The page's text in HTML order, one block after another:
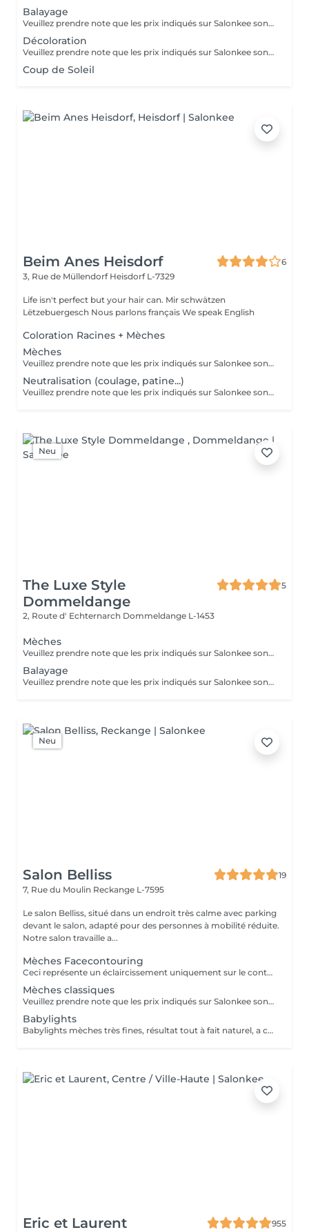
Balayage
Veuillez prendre note que les prix indiqués sur Salonkee sont communiqués à titre informatif et s'entendent de base. Ces derniers sont susceptibles de varier selon le diagnostic réalisé à votre arrivée au salon et l'expertise du professionnel à qui vous confiez votre beauté. Dans tous les cas, un devis précis vous sera proposé et toutes réalisations de prestations seront effectuées avec votre accord. Un grand merci d'avance pour votre compréhension. Au plaisir de vous revoir très vite.
Décoloration
Veuillez prendre note que les prix indiqués sur Salonkee sont communiqués à titre informatif et s'entendent de base. Ces derniers sont susceptibles de varier selon le diagnostic réalisé à votre arrivée au salon et l'expertise du professionnel à qui vous confiez votre beauté. Dans tous les cas, un devis précis vous sera proposé et toutes réalisations de prestations seront effectuées avec votre accord. Un grand merci d'avance pour votre compréhension. Au plaisir de vous revoir très vite.
Coup de Soleil
Beim Anes Heisdorf
6
3, Rue de Müllendorf Heisdorf L-7329
Life isn't perfect but your hair can. Mir schwätzen
Lëtzebuergesch Nous parlons français We speak English
Coloration Racines + Mèches
Mèches
Veuillez prendre note que les prix indiqués sur Salonkee sont communiqués à titre informatif et s'entendent de base. Ces derniers sont susceptibles de varier selon le diagnostic réalisé à votre arrivée au salon et l'expertise du professionnel à qui vous confiez votre beauté. Dans tous les cas, un devis précis vous sera proposé et toutes réalisations de prestations seront effectuées avec votre accord. Un grand merci d'avance pour votre compréhension. Au plaisir de vous recevoir très vite.
Neutralisation (coulage, patine...)
Veuillez prendre note que les prix indiqués sur Salonkee sont communiqués à titre informatif et s'entendent de base. Ces derniers sont susceptibles de varier selon le diagnostic réalisé à votre arrivée au salon et l'expertise du professionnel à qui vous confiez votre beauté. Dans tous les cas, un devis précis vous sera proposé et toutes réalisations de prestations seront effectuées avec votre accord. Un grand merci d'avance pour votre compréhension. Au plaisir de vous recevoir très vite.
Neu
The Luxe Style
Dommeldange
5
2, Route d' Echternarch Dommeldange L-1453
Mèches
Veuillez prendre note que les prix indiqués sur Salonkee sont communiqués à titre informatif et s'entendent de base. Ces derniers sont susceptibles de varier selon le diagnostic réalisé à votre arrivée au salon et l'expertise du professionnel à qui vous confiez votre beauté. Dans tous les cas, un devis précis vous sera proposé et toutes réalisations de prestations seront effectuées avec votre accord. Un grand merci d'avance pour votre compréhension. Au plaisir de vous recevoir très vite.
Balayage
Veuillez prendre note que les prix indiqués sur Salonkee sont communiqués à titre informatif et s'entendent de base. Ces derniers sont susceptibles de varier selon le diagnostic réalisé à votre arrivée au salon et l'expertise du professionnel à qui vous confiez votre beauté. Dans tous les cas, un devis précis vous sera proposé et toutes réalisations de prestations seront effectuées avec votre accord. Un grand merci d'avance pour votre compréhension. Au plaisir de vous recevoir très vite.
Neu
Salon Belliss
19
7, Rue du Moulin Reckange L-7595
Le salon Belliss, situé dans un endroit très calme avec parking
devant le salon, adapté pour des personnes à mobilité réduite.
Notre salon travaille a...
Mèches Facecontouring
Ceci représente un éclaircissement uniquement sur le contour du visage. Si nécessaire, le gloss ou la patine doit être ajouté!
Mèches classiques
Veuillez prendre note que les prix indiqués sur Salonkee sont communiqués à titre informatif et s'entendent de base. Ces derniers sont susceptibles de varier selon le diagnostic réalisé à votre arrivée au salon et l'expertise du professionnel à qui vous confiez votre beauté. Dans tous les cas, un devis précis vous sera proposé et toutes réalisations de prestations seront effectuées avec votre accord. Un grand merci d'avance pour votre compréhension. Au plaisir de vous recevoir très vite.
Babylights
Babylights mèches très fines, résultat tout à fait naturel, a cela faut encore ajouter la patine, le traitement et le brushing.
Eric et Laurent
955